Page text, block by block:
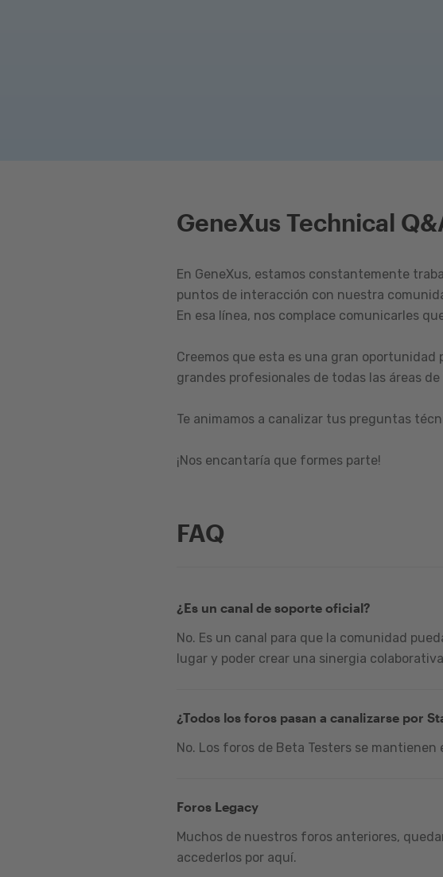
GeneXus Technical
En GeneXus, estamos constantemente
puntos de interacción con nuestra
En esa línea, nos complace comunicarles
Creemos que esta es una gran
grandes profesionales de todas las áreas de
Te animamos a canalizar tus preguntas
¡Nos encantaría que formes parte!
FAQ
¿Es un canal de soporte oficial?
No. Es un canal para que la comunidad
lugar y poder crear una sinergia
¿Todos los foros pasan a canalizarse por
No. Los foros de Beta Testers se
Foros Legacy
Muchos de nuestros foros anteriores,
accederlos por aquí.